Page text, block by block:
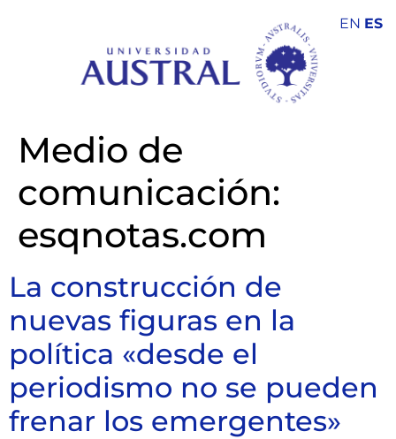
Medio de
comunicación:
esqnotas.com
La construcción de
nuevas figuras en la
política «desde el
periodismo no se pueden
frenar los emergentes»
EN ES